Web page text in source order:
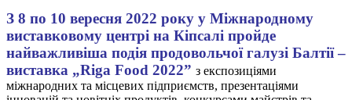
З 8 по 10 вересня 2022 року у Міжнародному
виставковому центрі на Кіпсалі пройде
найважливіша подія продовольчої галузі Балтії –
виставка „Riga Food 2022” з експозиціями
міжнародних та місцевих підприємств, презентаціями